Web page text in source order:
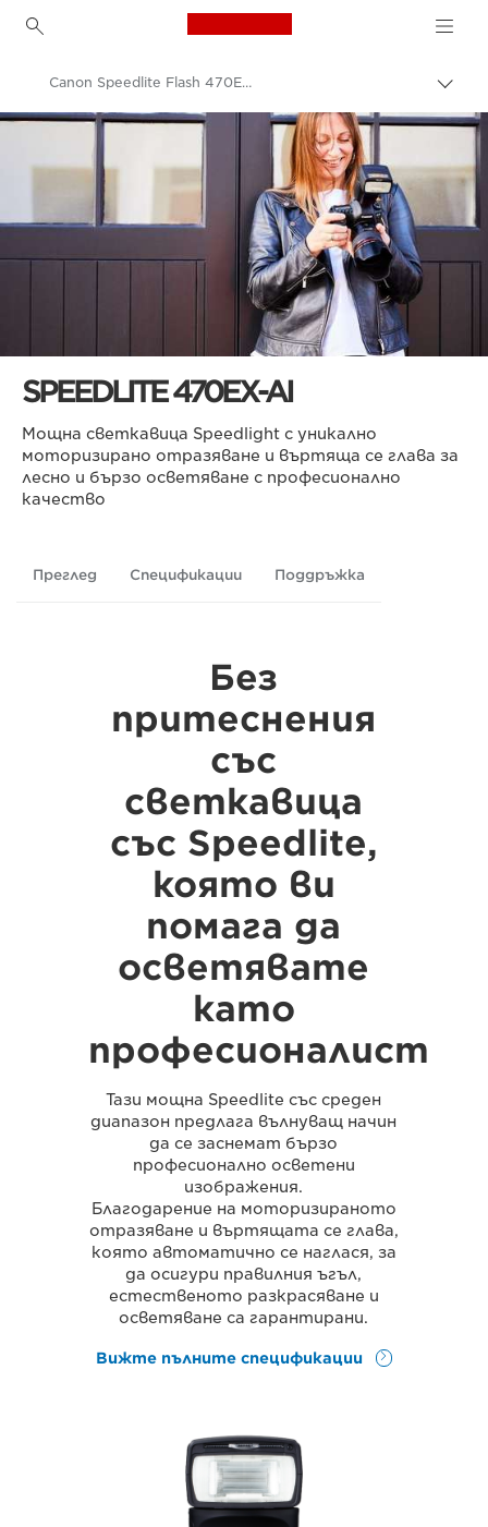
Canon Logo, back to
на
Canon
Цифрови фотоапарати
Canon Speedlite Flash 470EX-AI
SPEEDLITE 470EX-AI
Мощна светкавица Speedlight с уникално
моторизирано отразяване и въртяща се глава за
лесно и бързо осветяване с професионално
качество
Преглед Спецификации Поддръжка
Без
притеснения
със
светкавица
със Speedlite,
която ви
помага да
осветявате
като
професионалист
Тази мощна Speedlite със среден
диапазон предлага вълнуващ начин
да се заснемат бързо
професионално осветени
изображения.
Благодарение на моторизираното
отразяване и въртящата се глава,
която автоматично се наглася, за
да осигури правилния ъгъл,
естественото разкрасяване и
осветяване са гарантирани.
Вижте пълните спецификации